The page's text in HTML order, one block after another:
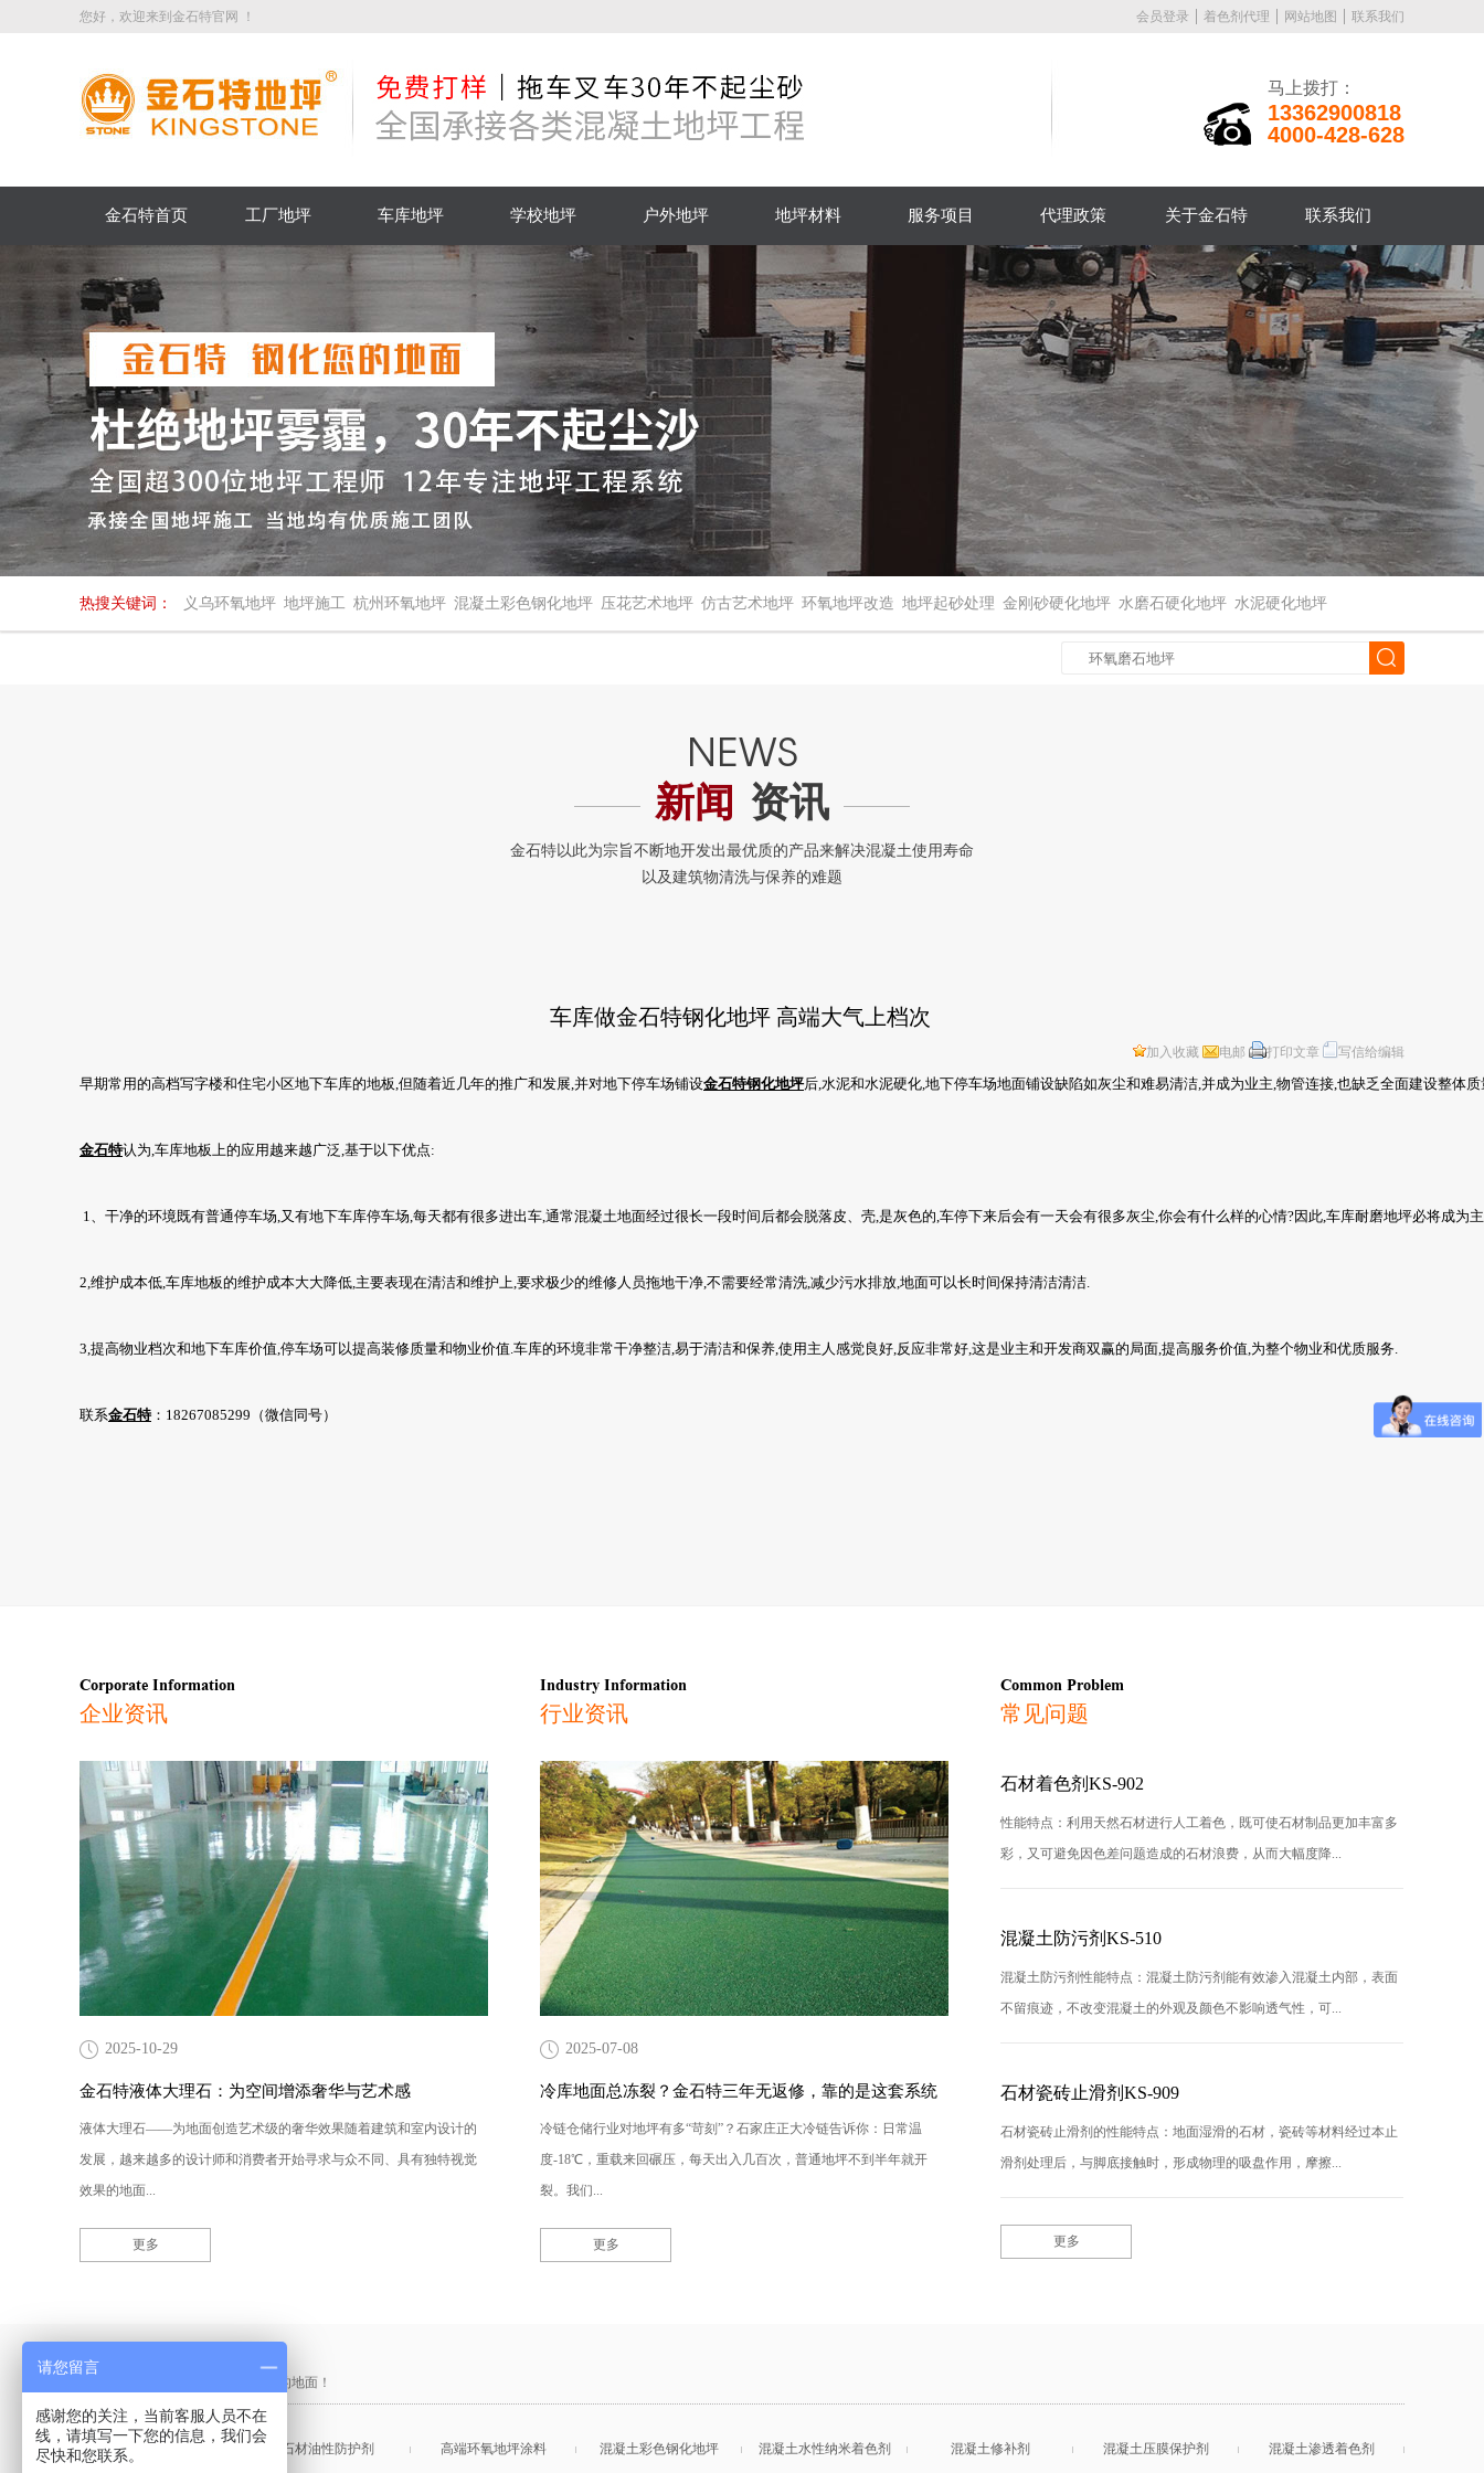
您好，欢迎来到金石特官网 ！ 会员登录 着色剂代理 网站地图 联系我们
马上拨打：
13362900818
4000-428-628
金石特首页 工厂地坪 车库地坪 学校地坪 户外地坪 地坪材料 服务项目 代理政策 关于金石特 联系我们
热搜关键词： 义乌环氧地坪 地坪施工 杭州环氧地坪 混凝土彩色钢化地坪 压花艺术地坪 仿古艺术地坪 环氧地坪改造 地坪起砂处理 金刚砂硬化地坪 水磨石硬化地坪 水泥硬化地坪
新闻 资讯
车库做金石特钢化地坪 高端大气上档次
加入收藏 电邮 打印文章 写信给编辑
早期常用的高档写字楼和住宅小区地下车库的地板,但随着近几年的推广和发展,并对地下停车场铺设金石特钢化地坪后,水泥和水泥硬化,地下停车场地面铺设缺陷如灰尘和难易清洁,并成为业主,物管连接,也缺乏全面建设整体质
金石特认为,车库地板上的应用越来越广泛,基于以下优点:
1、干净的环境既有普通停车场,又有地下车库停车场,每天都有很多进出车,通常混凝土地面经过很长一段时间后都会脱落皮、壳,是灰色的,车停下来后会有一天会有很多灰尘,你会有什么样的心情?因此,车库耐磨地坪必将成为
2,维护成本低,车库地板的维护成本大大降低,主要表现在清洁和维护上,要求极少的维修人员拖地干净,不需要经常清洗,减少污水排放,地面可以长时间保持清洁清洁.
3,提高物业档次和地下车库价值,停车场可以提高装修质量和物业价值.车库的环境非常干净整洁,易于清洁和保养,使用主人感觉良好,反应非常好,这是业主和开发商双赢的局面,提高服务价值,为整个物业和优质服务.
联系金石特：18267085299（微信同号）
Corporate Information
企业资讯
2025-10-29
金石特液体大理石：为空间增添奢华与艺术感
液体大理石——为地面创造艺术级的奢华效果随着建筑和室内设计的
发展，越来越多的设计师和消费者开始寻求与众不同、具有独特视觉
效果的地面...
更多
Industry Information
行业资讯
2025-07-08
冷库地面总冻裂？金石特三年无返修，靠的是这套系统
冷链仓储行业对地坪有多“苛刻”？石家庄正大冷链告诉你：日常温
度-18℃，重载来回碾压，每天出入几百次，普通地坪不到半年就开
裂。我们...
更多
Common Problem
常见问题
石材着色剂KS-902
性能特点：利用天然石材进行人工着色，既可使石材制品更加丰富多
彩，又可避免因色差问题造成的石材浪费，从而大幅度降...
混凝土防污剂KS-510
混凝土防污剂性能特点：混凝土防污剂能有效渗入混凝土内部，表面
不留痕迹，不改变混凝土的外观及颜色不影响透气性，可...
石材瓷砖止滑剂KS-909
石材瓷砖止滑剂的性能特点：地面湿滑的石材，瓷砖等材料经过本止
滑剂处理后，与脚底接触时，形成物理的吸盘作用，摩擦...
更多
产品采购直通车
做中国最硬的地坪，金石特钢化您的地面！
混凝土表面增强剂 石材油性防护剂 高端环氧地坪涂料 混凝土彩色钢化地坪 混凝土水性纳米着色剂 混凝土修补剂 混凝土压膜保护剂 混凝土渗透着色剂
请您留言
感谢您的关注，当前客服人员不在
线，请填写一下您的信息，我们会
尽快和您联系。